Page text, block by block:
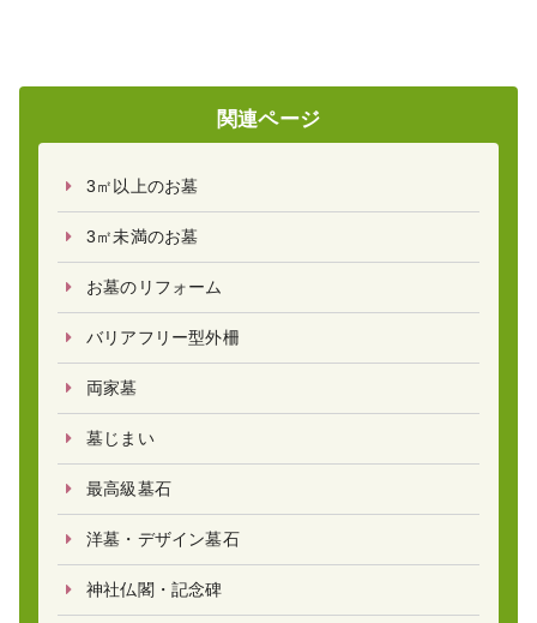
関連ページ
3㎡以上のお墓
3㎡未満のお墓
お墓のリフォーム
バリアフリー型外柵
両家墓
墓じまい
最高級墓石
洋墓・デザイン墓石
神社仏閣・記念碑